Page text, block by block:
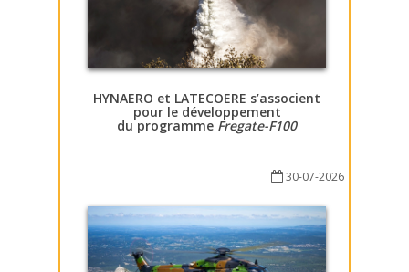
HYNAERO et LATECOERE s’associent
pour le développement
du programme Fregate-F100
30-07-2026